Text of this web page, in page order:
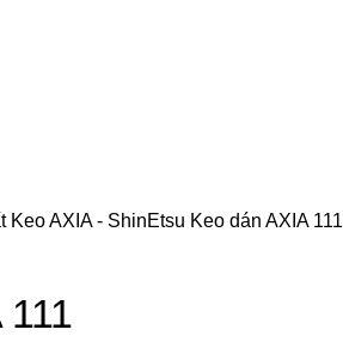
Keo AXIA - ShinEtsu Keo dán AXIA 111